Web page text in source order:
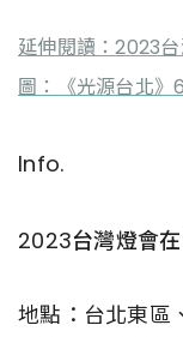
延伸閱讀：2023
圖：《光源台北》
Info.
2023台灣燈會
地點：台北東區